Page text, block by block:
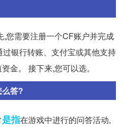
您需要注册一个CF账户并完成
银行转账、支付宝或其他支持
金。 接下来,您可以选。
答?
是指在游戏中进行的问答活动,